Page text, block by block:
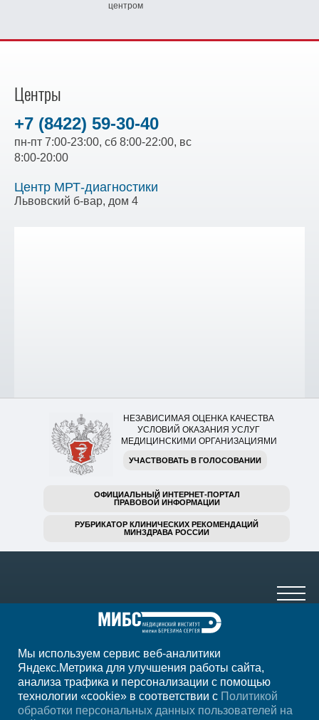
центром
Центры
+7 (8422) 59-30-40
пн-пт 7:00-23:00, сб 8:00-22:00, вс
8:00-20:00
Центр МРТ-диагностики
Львовский б-вар, дом 4
НЕЗАВИСИМАЯ ОЦЕНКА КАЧЕСТВА
УСЛОВИЙ ОКАЗАНИЯ УСЛУГ
МЕДИЦИНСКИМИ ОРГАНИЗАЦИЯМИ
УЧАСТВОВАТЬ В ГОЛОСОВАНИИ
ОФИЦИАЛЬНЫЙ ИНТЕРНЕТ-ПОРТАЛ
ПРАВОВОЙ ИНФОРМАЦИИ
РУБРИКАТОР КЛИНИЧЕСКИХ РЕКОМЕНДАЦИЙ
МИНЗДРАВА РОССИИ
+7 (8422) 59-30-40
пн-пт 7:00-23:00, сб 8:00-22:00, вс 8:00-20:00
Мы используем сервис веб-аналитики
Яндекс.Метрика для улучшения работы сайта,
анализа трафика и персонализации с помощью
технологии «cookie» в соответствии с Политикой
обработки персональных данных пользователей на